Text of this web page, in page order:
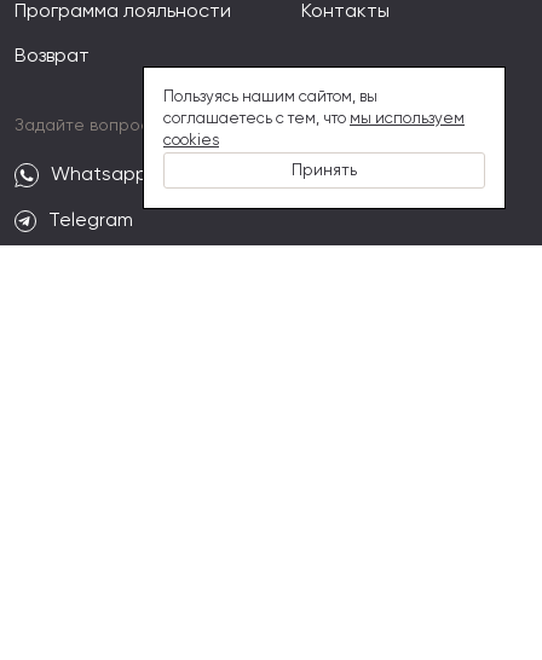
Программа лояльности
Возврат
Контакты
Задайте вопрос
Whatsapp
Telegram
Пользуясь нашим сайтом, вы
соглашаетесь с тем, что мы используем
cookies
Принять